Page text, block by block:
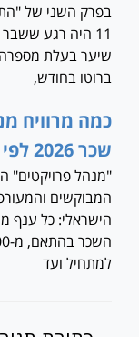
בפרק השני של
11 היה רגע
ברוטו בחודש,
כמה מרוויח
שכר 2026 לפי ענף וותק
"מנהל פרויקטים"
המבוקשים
הישראלי: כל ענף
למתחיל ועד